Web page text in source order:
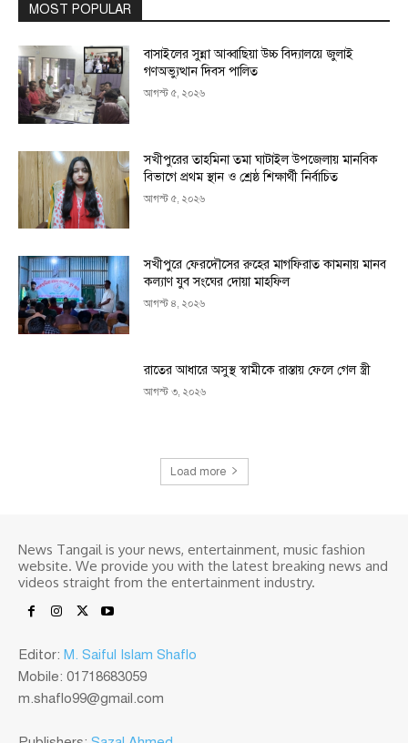
MOST POPULAR
বাসাইলের সুন্না আব্বাছিয়া উচ্চ বিদ্যালয়ে জুলাই
গণঅভ্যুত্থান দিবস পালিত
আগস্ট ৫, ২০২৬
সখীপুরের তাহমিনা তমা ঘাটাইল উপজেলায় মানবিক
বিভাগে প্রথম স্থান ও শ্রেষ্ঠ শিক্ষার্থী নির্বাচিত
আগস্ট ৫, ২০২৬
সখীপুরে ফেরদৌসের রুহের মাগফিরাত কামনায় মানব
কল্যাণ যুব সংঘের দোয়া মাহফিল
আগস্ট ৪, ২০২৬
রাতের আধারে অসুস্থ স্বামীকে রাস্তায় ফেলে গেল স্ত্রী
আগস্ট ৩, ২০২৬
Load more
News Tangail is your news, entertainment, music fashion
website. We provide you with the latest breaking news and
videos straight from the entertainment industry.
Editor: M. Saiful Islam Shaflo
Mobile: 01718683059
m.shaflo99@gmail.com